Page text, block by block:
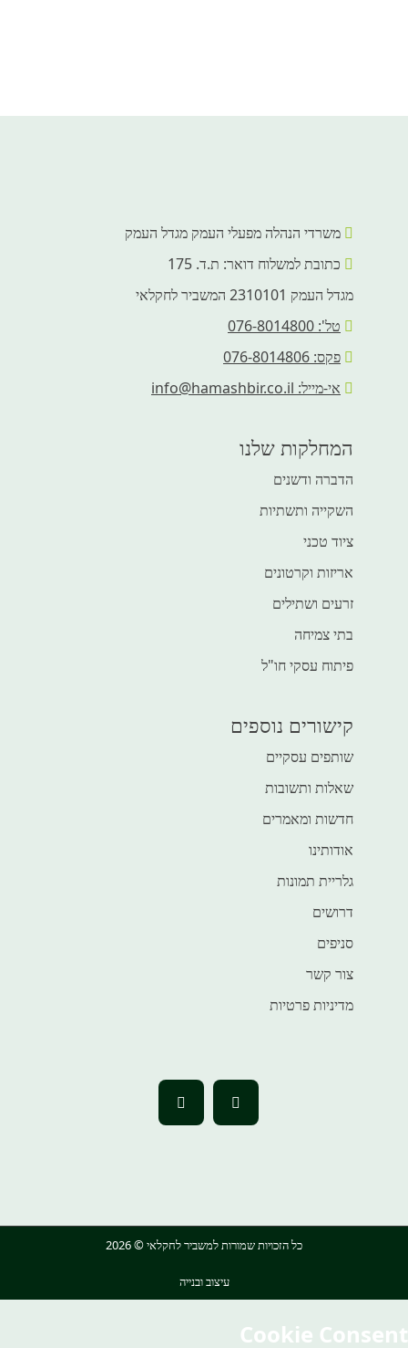
משרדי הנהלה מפעלי העמק מגדל העמק
כתובת למשלוח דואר: ת.ד. 175
מגדל העמק 2310101 המשביר לחקלאי
טל': 076-8014800
פקס: 076-8014806
אי-מייל: info@hamashbir.co.il
המחלקות שלנו
הדברה ודשנים
השקייה ותשתיות
ציוד טכני
אריזות וקרטונים
זרעים ושתילים
בתי צמיחה
פיתוח עסקי חו"ל
קישורים נוספים
שותפים עסקיים
שאלות ותשובות
חדשות ומאמרים
אודותינו
גלריית תמונות
דרושים
סניפים
צור קשר
מדיניות פרטיות
כל הזכויות שמורות למשביר לחקלאי © 2026
עיצוב ובנייה